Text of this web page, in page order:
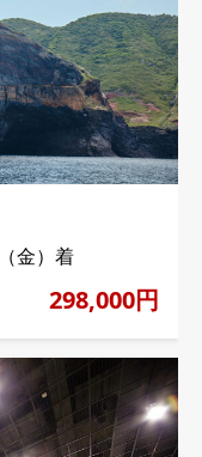
金）着
298,000円